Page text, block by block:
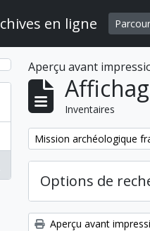
en ligne
Aperçu avant
Inventaires
Remove filter:
Mission archéologique
Options de
Aperçu avant